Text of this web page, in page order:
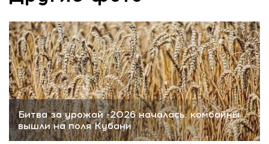
Битва за урожай -2026 началась: комбайны
вышли на поля Кубани